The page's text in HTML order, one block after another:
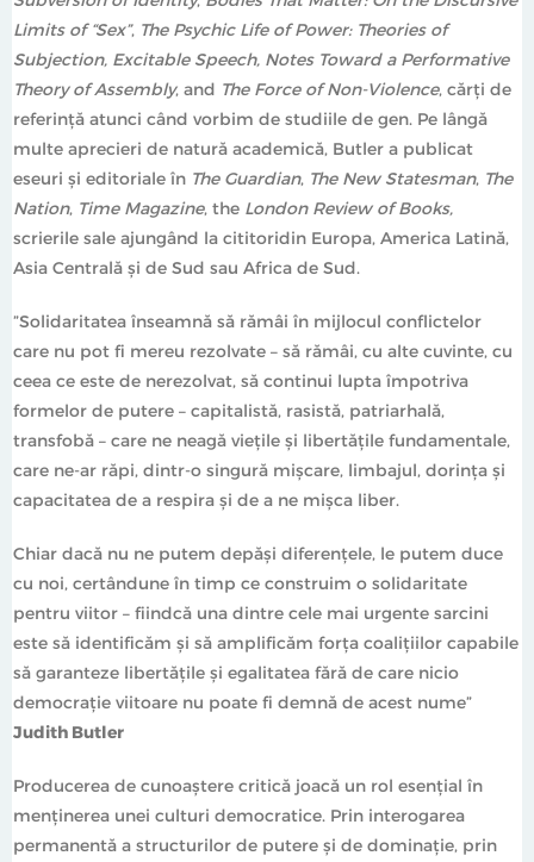
Limits of “Sex”, The Psychic Life of Power: Theories of
Subjection, Excitable Speech, Notes Toward a Performative
Theory of Assembly, and The Force of Non-Violence, cărți de
referință atunci când vorbim de studiile de gen. Pe lângă
multe aprecieri de natură academică, Butler a publicat
eseuri și editoriale în The Guardian, The New Statesman, The
Nation, Time Magazine, the London Review of Books,
scrierile sale ajungând la cititoridin Europa, America Latină,
Asia Centrală și de Sud sau Africa de Sud.
”Solidaritatea înseamnă să rămâi în mijlocul conflictelor
care nu pot fi mereu rezolvate – să rămâi, cu alte cuvinte, cu
ceea ce este de nerezolvat, să continui lupta împotriva
formelor de putere – capitalistă, rasistă, patriarhală,
transfobă – care ne neagă viețile și libertățile fundamentale,
care ne-ar răpi, dintr-o singură mișcare, limbajul, dorința și
capacitatea de a respira și de a ne mișca liber.
Chiar dacă nu ne putem depăși diferențele, le putem duce
cu noi, certândune în timp ce construim o solidaritate
pentru viitor – fiindcă una dintre cele mai urgente sarcini
este să identificăm și să amplificăm forța coalițiilor capabile
să garanteze libertățile și egalitatea fără de care nicio
democrație viitoare nu poate fi demnă de acest nume”
Judith Butler
Producerea de cunoaștere critică joacă un rol esențial în
menținerea unei culturi democratice. Prin interogarea
permanentă a structurilor de putere și de dominație, prin